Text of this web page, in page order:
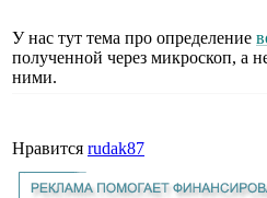
У нас тут тема про определение
полученной через микроскоп, а
ними.
Нравится rudak87